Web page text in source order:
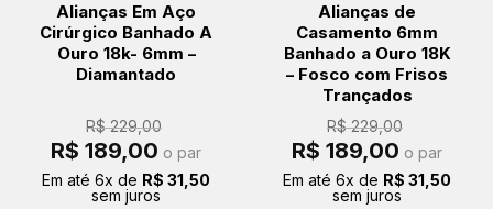
Alianças Em Aço
Cirúrgico Banhado A
Ouro 18k- 6mm –
Diamantado
R$229,00
O
preço
era:
R$ 229,00.
R$ 189,00 preço
é:
R$ 189,00.
o par
Em até 6x de R$ 31,50
sem juros
Alianças de
Casamento 6mm
Banhado a Ouro 18K
– Fosco com Frisos
Trançados
R$229,00
O
preço
era:
R$ 229,00.
R$ 189,00 preço
é:
R$ 189,00.
o par
Em até 6x de R$ 31,50
sem juros